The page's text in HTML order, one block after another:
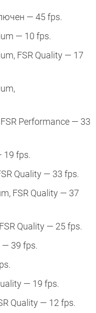
— 45 fps.
— 10 fps.
FSR Quality — 17
FSR Performance — 33
19 fps.
Quality — 33 fps.
FSR Quality — 37
Quality — 25 fps.
— 39 fps.
— 19 fps.
Quality — 12 fps.